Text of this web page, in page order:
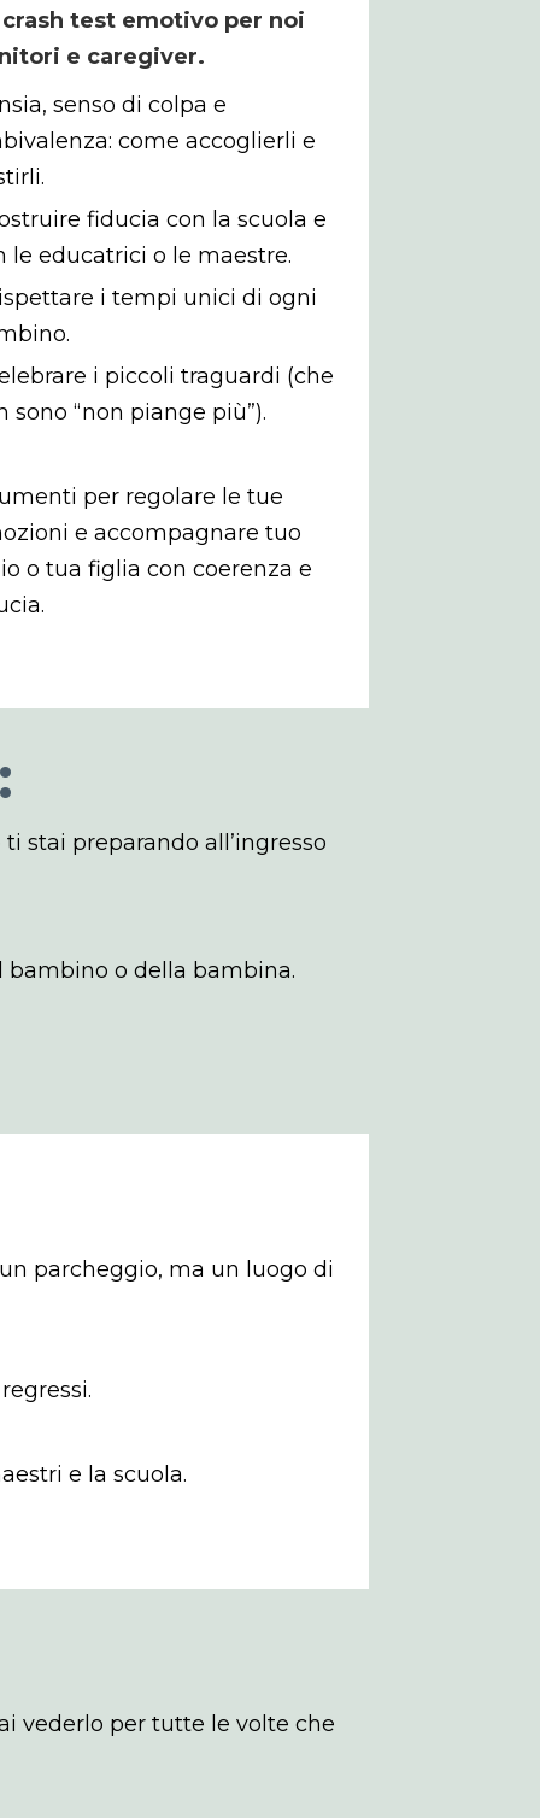
test emotivo per noi
e caregiver.
senso di colpa e
come accoglierli e
fiducia con la scuola e
le educatrici o le maestre.
i tempi unici di ogni
i piccoli traguardi (che
sono “non piange più”).
per regolare le tue
e accompagnare tuo
o tua figlia con coerenza e
stai preparando all’ingresso
bambino o della bambina.
parcheggio, ma un luogo di
e la scuola.
vederlo per tutte le volte che